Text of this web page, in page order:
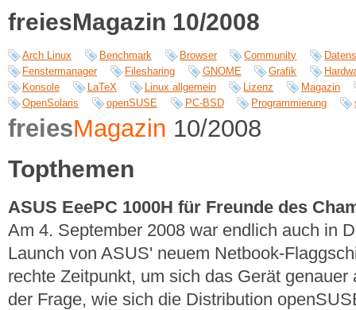
freiesMagazin 10/2008
Arch Linux Benchmark Browser Community
Fenstermanager
Filesharing GNOME Grafik
Konsole
LaTeX Linux allgemein Lizenz
Magazin
OpenSolaris
openSUSE PC-BSD Programmierung
freiesMagazin 10/2008
Topthemen
ASUS EeePC 1000H für Freunde des
Am 4. September 2008 war endlich auch in
Launch von ASUS' neuem Netbook-
rechte Zeitpunkt, um sich das Gerät
der Frage, wie sich die Distribution